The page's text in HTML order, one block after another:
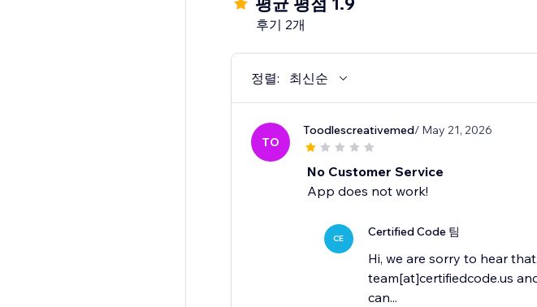
후기 2개
정렬: 최신순
TO
Toodlescreativemed/ May 21, 2026
No Customer Service
App does not work!
CE Certified Code 팀
Hi, we are sorry to hear
team[at]certifiedcode.us
can...